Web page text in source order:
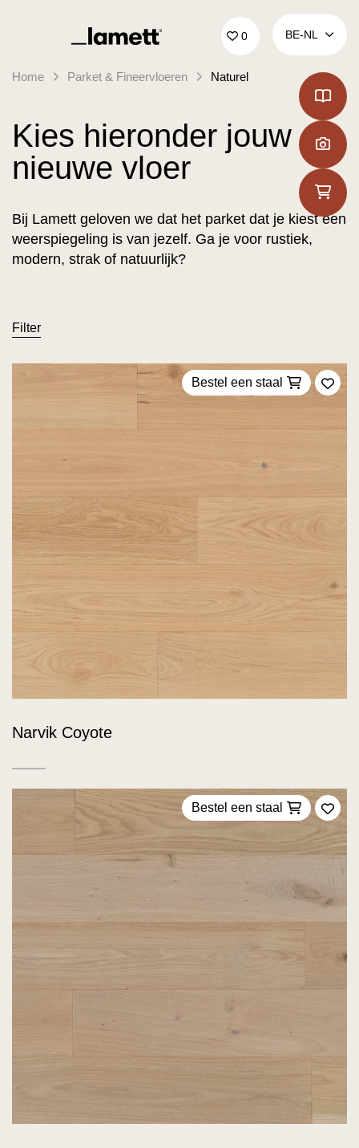
Terug naar home 0 BE‑NL
Home Parket & Fineervloeren Naturel
Kies hieronder jouw
nieuwe vloer
Bij Lamett geloven we dat het parket dat je kiest een
weerspiegeling is van jezelf. Ga je voor rustiek,
modern, strak of natuurlijk?
Filter
Bestel een staal
Narvik Coyote
Bestel een staal